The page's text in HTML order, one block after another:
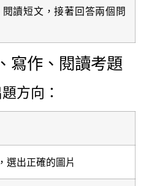
閱讀短文，接著回答兩個問
寫作、閱讀考題
方向：
選出正確的圖片